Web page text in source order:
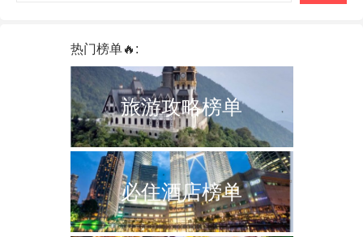
热门榜单🔥:
旅游攻略榜单
必住酒店榜单